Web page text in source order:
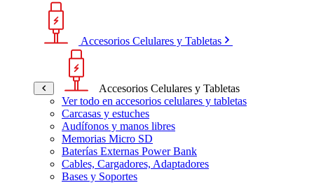
Accesorios Celulares y Tabletas
Accesorios Celulares y Tabletas
Ver todo en accesorios celulares y tabletas
Carcasas y estuches
Audífonos y manos libres
Memorias Micro SD
Baterías Externas Power Bank
Cables, Cargadores, Adaptadores
Bases y Soportes